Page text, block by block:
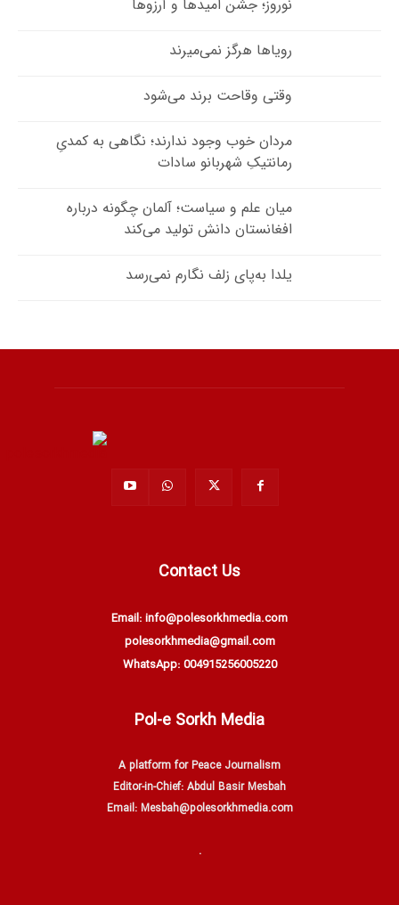
نوروز؛ جشن امیدها و آرزوها
رویاها هرگز نمی‌میرند
وقتی وقاحت برند می‌شود
مردان خوب وجود ندارند؛ نگاهی به کمدیِ
رمانتیکِ شهربانو سادات
میان علم و سیاست؛ آلمان چگونه درباره
افغانستان دانش تولید می‌کند
یلدا به‌پای زلف نگارم نمی‌رسد
Contact Us
Email: info@polesorkhmedia.com
polesorkhmedia@gmail.com
WhatsApp: 004915256005220
Pol-e Sorkh Media
A platform for Peace Journalism
Editor-in-Chief: Abdul Basir Mesbah
Email: Mesbah@polesorkhmedia.com
.